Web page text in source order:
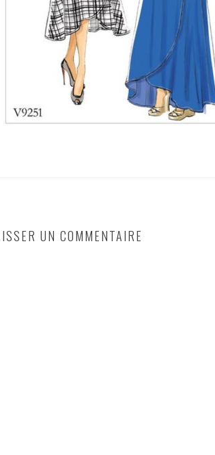
UN COMMENTAIRE